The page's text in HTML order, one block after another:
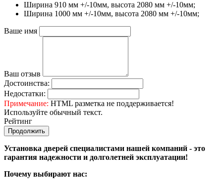
Ширина 910 мм +/-10мм, высота 2080 мм +/-10мм;
Ширина 1000 мм +/-10мм, высота 2080 мм +/-10мм;
Ваше имя
Ваш отзыв
Достоинства:
Недостатки:
Примечание: HTML разметка не поддерживается!
Используйте обычный текст.
Рейтинг
Продолжить
Установка дверей специалистами нашей компаний - это
гарантия надежности и долголетней эксплуатации!
Почему выбирают нас: